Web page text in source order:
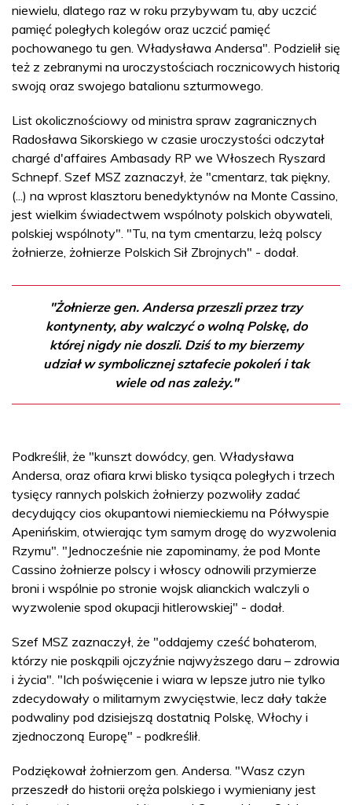
niewielu, dlatego raz w roku przybywam tu, aby uczcić
pamięć poległych kolegów oraz uczcić pamięć
pochowanego tu gen. Władysława Andersa". Podzielił się
też z zebranymi na uroczystościach rocznicowych historią
swoją oraz swojego batalionu szturmowego.
List okolicznościowy od ministra spraw zagranicznych
Radosława Sikorskiego w czasie uroczystości odczytał
chargé d'affaires Ambasady RP we Włoszech Ryszard
Schnepf. Szef MSZ zaznaczył, że "cmentarz, tak piękny,
(...) na wprost klasztoru benedyktynów na Monte Cassino,
jest wielkim świadectwem wspólnoty polskich obywateli,
polskiej wspólnoty". "Tu, na tym cmentarzu, leżą polscy
żołnierze, żołnierze Polskich Sił Zbrojnych" - dodał.
"Żołnierze gen. Andersa przeszli przez trzy
kontynenty, aby walczyć o wolną Polskę, do
której nigdy nie doszli. Dziś to my bierzemy
udział w symbolicznej sztafecie pokoleń i tak
wiele od nas zależy."
Podkreślił, że "kunszt dowódcy, gen. Władysława
Andersa, oraz ofiara krwi blisko tysiąca poległych i trzech
tysięcy rannych polskich żołnierzy pozwoliły zadać
decydujący cios okupantowi niemieckiemu na Półwyspie
Apenińskim, otwierając tym samym drogę do wyzwolenia
Rzymu". "Jednocześnie nie zapominamy, że pod Monte
Cassino żołnierze polscy i włoscy odnowili przymierze
broni i wspólnie po stronie wojsk alianckich walczyli o
wyzwolenie spod okupacji hitlerowskiej" - dodał.
Szef MSZ zaznaczył, że "oddajemy cześć bohaterom,
którzy nie poskąpili ojczyźnie najwyższego daru – zdrowia
i życia". "Ich poświęcenie i wiara w lepsze jutro nie tylko
zdecydowały o militarnym zwycięstwie, lecz dały także
podwaliny pod dzisiejszą dostatnią Polskę, Włochy i
zjednoczoną Europę" - podkreślił.
Podziękował żołnierzom gen. Andersa. "Wasz czyn
przeszedł do historii oręża polskiego i wymieniany jest